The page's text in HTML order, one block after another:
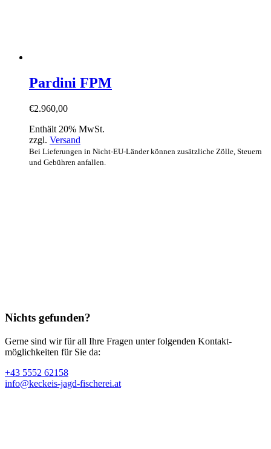
Pardini FPM
€2.960,00
Enthält 20% MwSt.
zzgl. Versand
Bei Lieferungen in Nicht-EU-Länder können zusätzliche Zölle, Steuern
und Gebühren anfallen.
Nichts gefunden?
Gerne sind wir für all Ihre Fragen unter folgenden Kontakt­
möglichkeiten für Sie da:
+43 5552 62158
info@keckeis-jagd-fischerei.at